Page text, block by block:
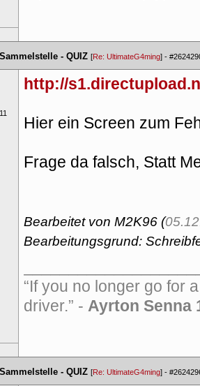
- QUIZ [Re: UltimateG4ming] -
http://
Hier ein Screen zum
Frage da falsch, Statt
Bearbeitet von M2K96 (
Bearbeitungsgrund:
“If you no longer go for
driver.” - Ayrton Senna
- QUIZ [Re: UltimateG4ming] -